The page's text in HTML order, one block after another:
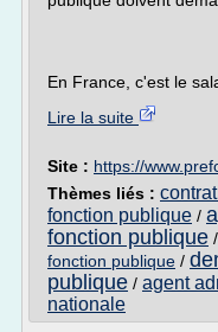
En France, c'est le
Lire la suite
Site : https://
Thèmes liés :
fonction publique /
fonction publique /
fonction publique /
publique / agent
nationale